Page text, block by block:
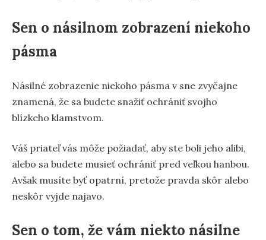
Sen o násilnom zobrazení niekoho
pásma
Násilné zobrazenie niekoho pásma v sne zvyčajne
znamená, že sa budete snažiť ochrániť svojho
blízkeho klamstvom.
Váš priateľ vás môže požiadať, aby ste boli jeho alibi,
alebo sa budete musieť ochrániť pred veľkou hanbou.
Avšak musíte byť opatrní, pretože pravda skôr alebo
neskôr vyjde najavo.
Sen o tom, že vám niekto násilne